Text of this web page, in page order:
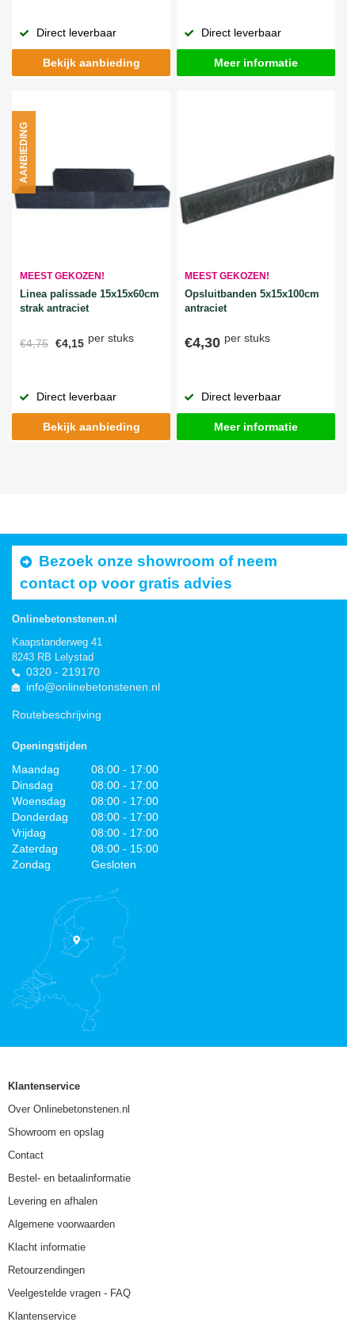
Direct leverbaar
Bekijk aanbieding
Direct leverbaar
Meer informatie
MEEST GEKOZEN!
Linea palissade 15x15x60cm
strak antraciet
€4,75 €4,15 per stuks
AANBIEDING
Direct leverbaar
Bekijk aanbieding
MEEST GEKOZEN!
Opsluitbanden 5x15x100cm
antraciet
€4,30 per stuks
Direct leverbaar
Meer informatie
Bezoek onze showroom of neem
contact op voor gratis advies
Onlinebetonstenen.nl
Kaapstanderweg 41
8243 RB Lelystad
0320 - 219170
info@onlinebetonstenen.nl
Routebeschrijving
Openingstijden
Maandag
08:00 - 17:00
Dinsdag
08:00 - 17:00
Woensdag
08:00 - 17:00
Donderdag
08:00 - 17:00
Vrijdag
08:00 - 17:00
Zaterdag
08:00 - 15:00
Zondag
Gesloten
Klantenservice
Over Onlinebetonstenen.nl
Showroom en opslag
Contact
Bestel- en betaalinformatie
Levering en afhalen
Algemene voorwaarden
Klacht informatie
Retourzendingen
Veelgestelde vragen - FAQ
Klantenservice